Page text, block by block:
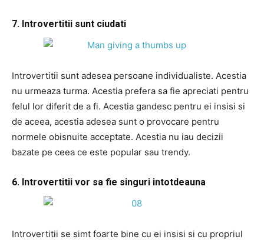
7. Introvertitii sunt ciudati
Introvertitii sunt adesea persoane individualiste. Acestia
nu urmeaza turma. Acestia prefera sa fie apreciati pentru
felul lor diferit de a fi. Acestia gandesc pentru ei insisi si
de aceea, acestia adesea sunt o provocare pentru
normele obisnuite acceptate. Acestia nu iau decizii
bazate pe ceea ce este popular sau trendy.
6. Introvertitii vor sa fie singuri intotdeauna
Introvertitii se simt foarte bine cu ei insisi si cu propriul